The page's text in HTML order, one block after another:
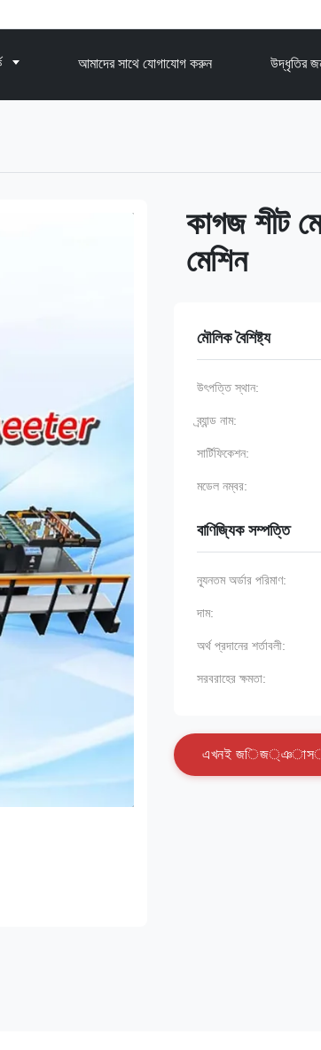
আমাদের সাথে যোগাযোগ করুন উদ্ধৃতির
কাগজ শীট
মেশিন
মৌলিক বৈশিষ্ট্য
উৎপত্তি স্থান:
ব্র্যান্ড নাম:
সার্টিফিকেশন:
মডেল নম্বর:
বাণিজ্যিক সম্পত্তি
ন্যূনতম অর্ডার পরিমাণ:
দাম:
অর্থ প্রদানের শর্তাবলী:
সরবরাহের ক্ষমতা:
এখনই জিজ্ঞাস